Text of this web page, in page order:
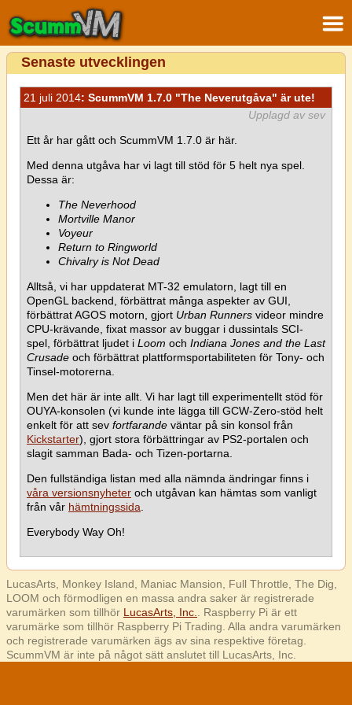
Senaste utvecklingen
21 juli 2014: ScummVM 1.7.0 "The Neverutgåva" är ute!
Upplagd av sev
Ett år har gått och ScummVM 1.7.0 är här.
Med denna utgåva har vi lagt till stöd för 5 helt nya spel.
Dessa är:
The Neverhood
Mortville Manor
Voyeur
Return to Ringworld
Chivalry is Not Dead
Alltså, vi har uppdaterat MT-32 emulatorn, lagt till en
OpenGL backend, förbättrat många aspekter av GUI,
förbättrat AGOS motorn, gjort Urban Runners videor mindre
CPU-krävande, fixat massor av buggar i dussintals SCI-
spel, förbättrat ljudet i Loom och Indiana Jones and the Last
Crusade och förbättrat plattformsportabiliteten för Tony- och
Tinsel-motorerna.
Men det här är inte allt. Vi har lagt till experimentellt stöd för
OUYA-konsolen (vi kunde inte lägga till GCW-Zero-stöd helt
enkelt för att sev fortfarande väntar på sin konsol från
Kickstarter), gjort stora förbättringar av PS2-portalen och
slagit samman Bada- och Tizen-portarna.
Den fullständiga listan med alla nämnda ändringar finns i
våra versionsnyheter och utgåvan kan hämtas som vanligt
från vår hämtningssida
Everybody Way Oh!
LucasArts, Monkey Island, Maniac Mansion, Full Throttle, The Dig,
LOOM och förmodligen en massa andra saker är registrerade
varumärken som tillhör LucasArts, Inc.
. Raspberry Pi är ett
varumärke som tillhör Raspberry Pi Trading. Alla andra varumärken
och registrerade varumärken ägs av sina respektive företag.
ScummVM är inte på något sätt anslutet till LucasArts, Inc.